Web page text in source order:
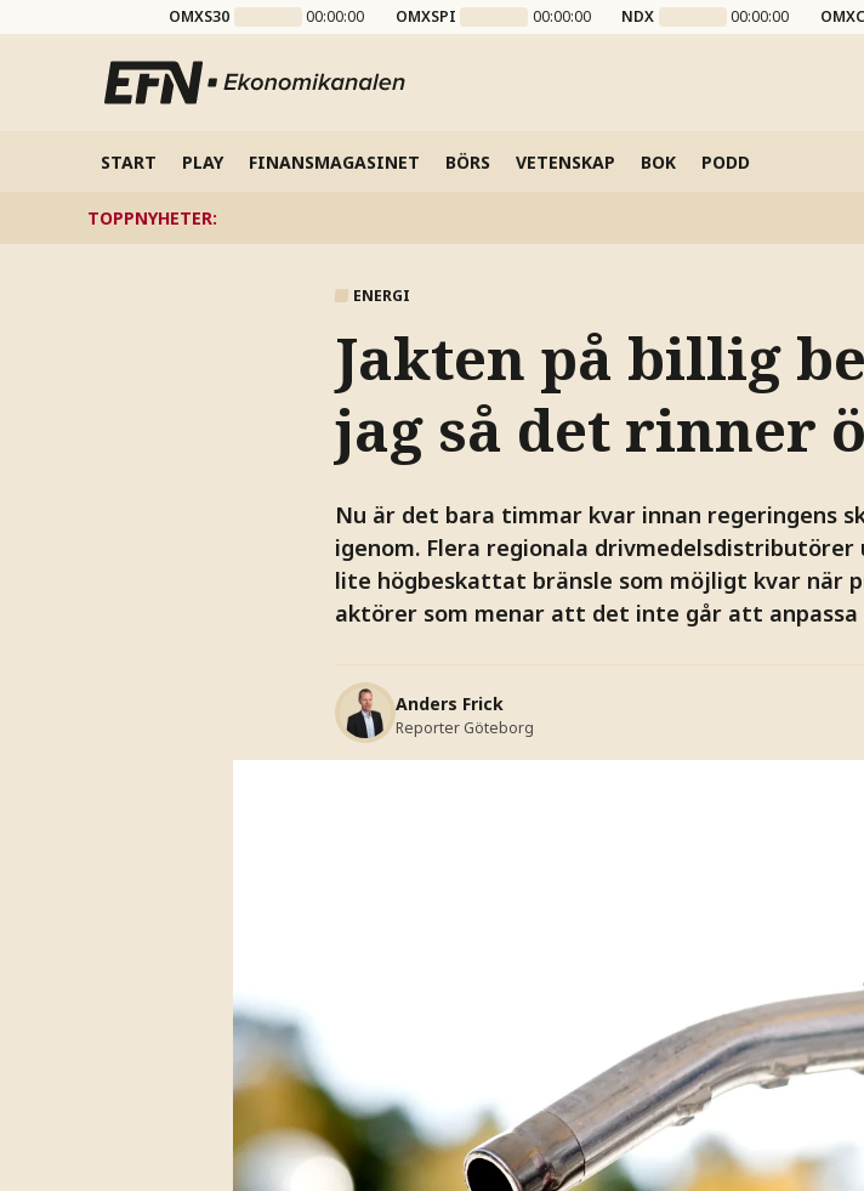
OMXS30 00:00:00 OMXSPI 00:00:00 NDX 00:00:00
START PLAY FINANSMAGASINET BÖRS VETENSKAP BOK PODD
TOPPNYHETER:
ENERGI
Jakten på billig
jag så det rinner
Nu är det bara timmar kvar innan regeringens
igenom. Flera regionala
lite högbeskattat bränsle som möjligt kvar när
aktörer som menar att det inte går att anpassa
Anders Frick
Reporter Göteborg